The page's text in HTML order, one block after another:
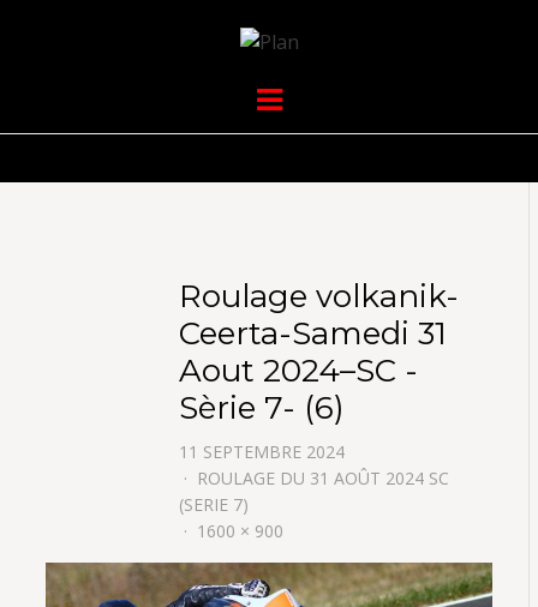
VOLKANIK-
ENDURANCE
Menu
Roulage volkanik-
Ceerta-Samedi 31
Aout 2024–SC -
Sèrie 7- (6)
11 SEPTEMBRE 2024
ROULAGE DU 31 AOÛT 2024 SC
(SERIE 7)
1600 × 900